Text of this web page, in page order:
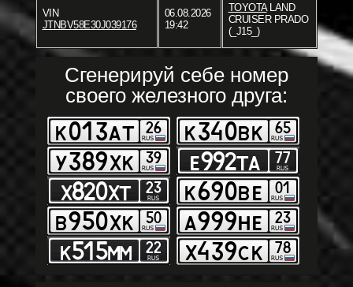
VIN
JTNBV58E30J039176
06.08.2026
19:42
TOYOTALAND
CRUISER PRADO
(_J15_)
Сгенерируй себе номер
своего железного друга: